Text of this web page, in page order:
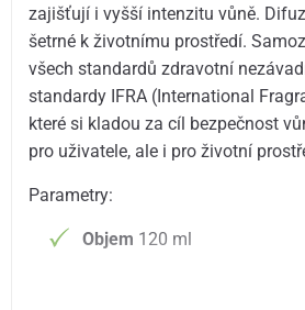
zajišťují i vyšší intenzitu vůně.
šetrné k životnímu prostředí.
všech standardů zdravotní
standardy IFRA (International
které si kladou za cíl bezpečnost
pro uživatele, ale i pro životní
Parametry:
Objem 120 ml